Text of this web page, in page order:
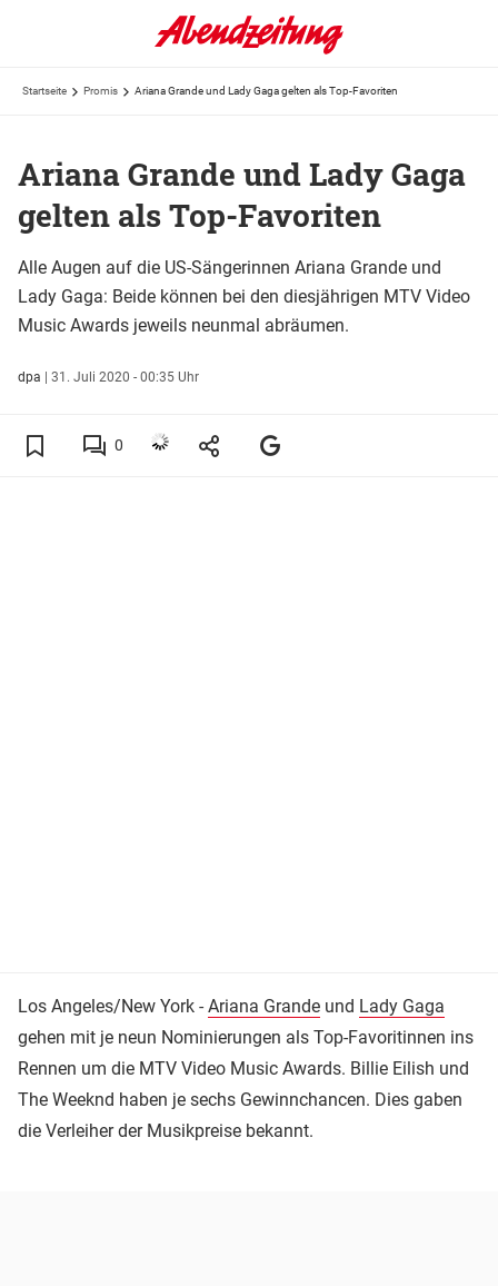
Startseite Promis Ariana Grande und Lady Gaga gelten als Top-Favoriten
Ariana Grande und Lady Gaga
gelten als Top-Favoriten
Alle Augen auf die US-Sängerinnen Ariana Grande und
Lady Gaga: Beide können bei den diesjährigen MTV Video
Music Awards jeweils neunmal abräumen.
dpa | 31. Juli 2020 - 00:35 Uhr
0
Los Angeles/New York - Ariana Grande und Lady Gaga
gehen mit je neun Nominierungen als Top-Favoritinnen ins
Rennen um die MTV Video Music Awards. Billie Eilish und
The Weeknd haben je sechs Gewinnchancen. Dies gaben
die Verleiher der Musikpreise bekannt.